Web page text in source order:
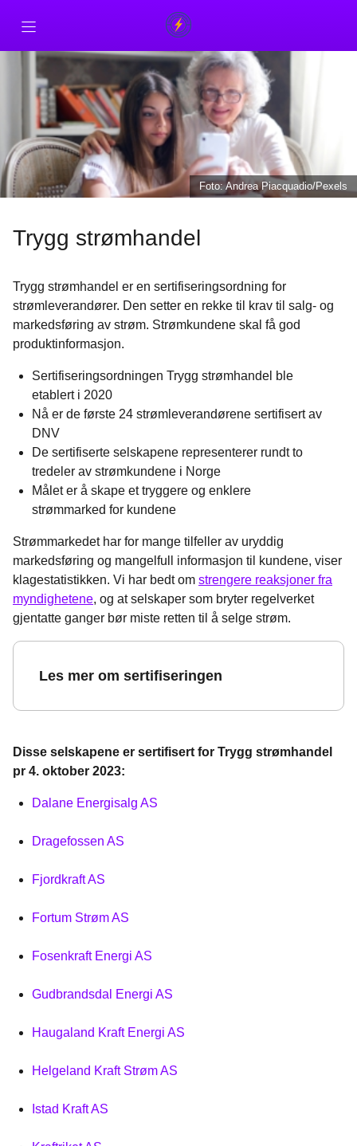
Foto: Andrea Piacquadio/Pexels
Forside
For strømkunder
For strømleverandører
Kontakt
Trygg strømhandel
Trygg strømhandel er en sertifiseringsordning for
strømleverandører. Den setter en rekke til krav til salg- og
markedsføring av strøm. Strømkundene skal få god
produktinformasjon.
Sertifiseringsordningen Trygg strømhandel ble
etablert i 2020
Nå er de første 24 strømleverandørene sertifisert av
DNV
De sertifiserte selskapene representerer rundt to
tredeler av strømkundene i Norge
Målet er å skape et tryggere og enklere
strømmarked for kundene
Strømmarkedet har for mange tilfeller av uryddig
markedsføring og mangelfull informasjon til kundene, viser
klagestatistikken. Vi har bedt om strengere reaksjoner fra
myndighetene, og at selskaper som bryter regelverket
gjentatte ganger bør miste retten til å selge strøm.
Les mer om sertifiseringen
Disse selskapene er sertifisert for Trygg strømhandel
pr 4. oktober 2023:
Dalane Energisalg AS
Dragefossen AS
Fjordkraft AS
Fortum Strøm AS
Fosenkraft Energi AS
Gudbrandsdal Energi AS
Haugaland Kraft Energi AS
Helgeland Kraft Strøm AS
Istad Kraft AS